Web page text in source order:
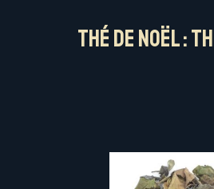
Thé de Noël :